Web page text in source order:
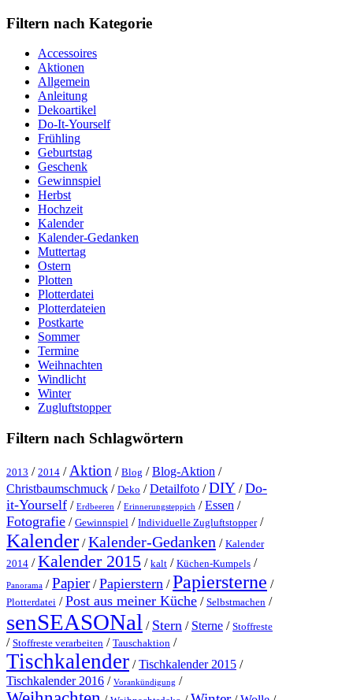
Filtern nach Kategorie
Accessoires
Aktionen
Allgemein
Anleitung
Dekoartikel
Do-It-Yourself
Frühling
Geburtstag
Geschenk
Gewinnspiel
Herbst
Hochzeit
Kalender
Kalender-Gedanken
Muttertag
Ostern
Plotten
Plotterdatei
Plotterdateien
Postkarte
Sommer
Termine
Weihnachten
Windlicht
Winter
Zugluftstopper
Filtern nach Schlagwörtern
2013 / 2014 / Aktion / Blog /Blog-Aktion /
Christbaumschmuck / Deko /Detailfoto /DIY /Do-
it-Yourself / Erdbeeren / Erinnerungsteppich /Essen /
Fotografie / Gewinnspiel / Individuelle Zugluftstopper/
Kalender/Kalender-Gedanken / Kalender
2014 /Kalender 2015 / kalt / Küchen-Kumpels /
Panorama /Papier/Papierstern /Papiersterne /
Plotterdatei /Post aus meiner Küche / Selbstmachen /
senSEASONal / Stern / Sterne / Stoffreste
/ Stoffreste verarbeiten / Tauschaktion /
Tischkalender /Tischkalender 2015 /
Tischkalender 2016 / Vorankündigung /